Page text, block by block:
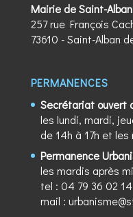
Mairie de Saint-
257 rue François
73610 - Saint-Alban
PERMANENCES
Secrétariat ouvert
les lundi, mardi,
de 14h à 17h et
Permanence
les mardis après
tel : 04 79 36 02 14
mail :